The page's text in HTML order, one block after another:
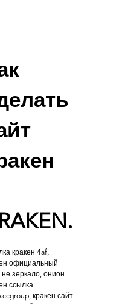
кракен 4af,
официальный
не зеркало, онион
ссылка
кракен сайт